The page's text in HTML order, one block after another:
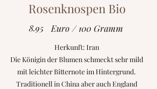
Rosenknospen Bio
8.95 Euro / 100 Gramm
Herkunft: Iran
Die Königin der Blumen schmeckt sehr mild
mit leichter Bitternote im Hintergrund.
Traditionell in China aber auch England